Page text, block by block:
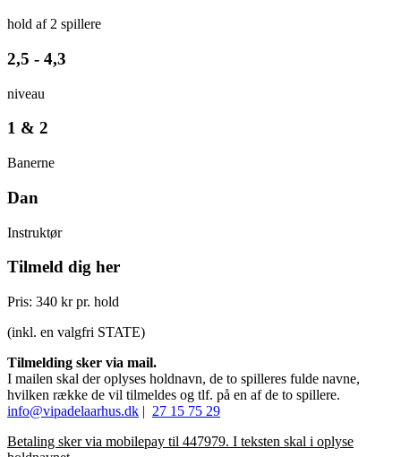
hold af 2 spillere
2,5 - 4,3
niveau
1 & 2
Banerne
Dan
Instruktør
Tilmeld dig her
Pris: 340 kr pr. hold
(inkl. en valgfri STATE)
Tilmelding sker via mail.
I mailen skal der oplyses holdnavn, de to spilleres fulde navne,
hvilken række de vil tilmeldes og tlf. på en af de to spillere.
info@vipadelaarhus.dk | 27 15 75 29
Betaling sker via mobilepay til 447979. I teksten skal i oplyse